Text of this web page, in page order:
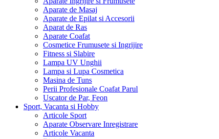
Aparate de Masaj
Aparate de Epilat si Accesorii
Aparat de Ras
Aparate Coafat
Cosmetice Frumusete si Ingrijire
Fitness si Slabire
Lampa UV Unghii
Lampa si Lupa Cosmetica
Masina de Tuns
Perii Profesionale Coafat Parul
Uscator de Par, Feon
Sport, Vacanta si Hobby
Articole Sport
Aparate Observare Inregistrare
Articole Vacanta